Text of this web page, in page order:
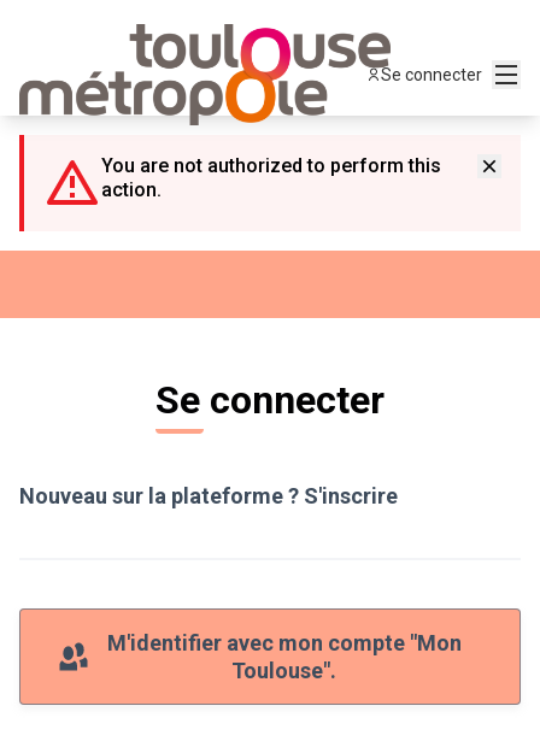
Se connecter
You are not authorized to perform this
action.
Se connecter
Nouveau sur la plateforme ? S'inscrire
M'identifier avec mon compte "Mon
Toulouse".